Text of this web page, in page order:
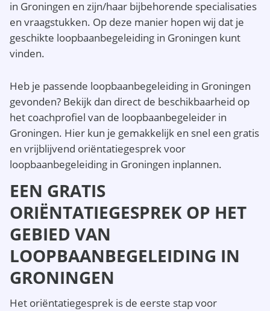
in Groningen en zijn/haar bijbehorende specialisaties
en vraagstukken. Op deze manier hopen wij dat je
geschikte loopbaanbegeleiding in Groningen kunt
vinden.
Heb je passende loopbaanbegeleiding in Groningen
gevonden? Bekijk dan direct de beschikbaarheid op
het coachprofiel van de loopbaanbegeleider in
Groningen. Hier kun je gemakkelijk en snel een gratis
en vrijblijvend oriëntatiegesprek voor
loopbaanbegeleiding in Groningen inplannen.
EEN GRATIS
ORIËNTATIEGESPREK OP HET
GEBIED VAN
LOOPBAANBEGELEIDING IN
GRONINGEN
Het oriëntatiegesprek is de eerste stap voor